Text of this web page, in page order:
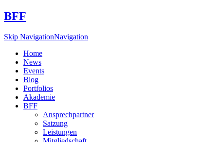
BFF
Skip NavigationNavigation
Home
News
Events
Blog
Portfolios
Akademie
BFF
Ansprechpartner
Satzung
Leistungen